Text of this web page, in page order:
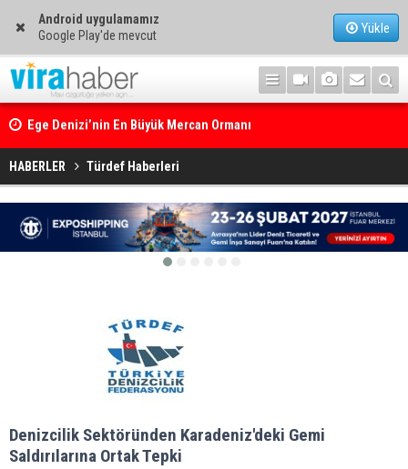
Android uygulamamız
Google Play'de mevcut
Yükle
Ege Denizi’nin En Büyük Mercan Ormanı
HABERLER Türdef Haberleri
Denizcilik Sektöründen Karadeniz'deki Gemi
Saldırılarına Ortak Tepki